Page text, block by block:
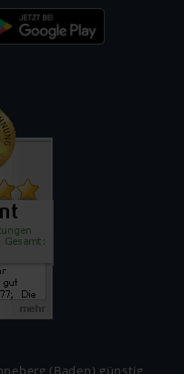
(Baden) günstig